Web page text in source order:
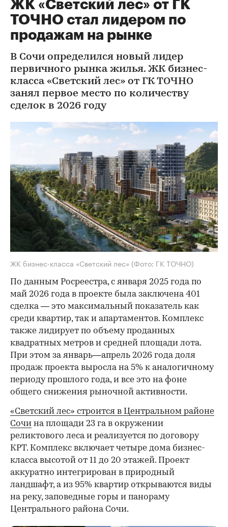
ЖК «Светский лес» от ГК
ТОЧНО стал лидером по
продажам на рынке
В Сочи определился новый лидер
первичного рынка жилья. ЖК бизнес-
класса «Светский лес» от ГК ТОЧНО
занял первое место по количеству
сделок в 2026 году
ЖК бизнес-класса «Светский лес» (Фото: ГК ТОЧНО)
По данным Росреестра, с января 2025 года по
май 2026 года в проекте была заключена 401
сделка — это максимальный показатель как
среди квартир, так и апартаментов. Комплекс
также лидирует по объему проданных
квадратных метров и средней площади лота.
При этом за январь—апрель 2026 года доля
продаж проекта выросла на 5% к аналогичному
периоду прошлого года, и все это на фоне
общего снижения рыночной активности.
«Светский лес» строится в Центральном районе
Сочи на площади 23 га в окружении
реликтового леса и реализуется по договору
КРТ. Комплекс включает четыре дома бизнес-
класса высотой от 11 до 20 этажей. Проект
аккуратно интегрирован в природный
ландшафт, а из 95% квартир открываются виды
на реку, заповедные горы и панораму
Центрального района Сочи.